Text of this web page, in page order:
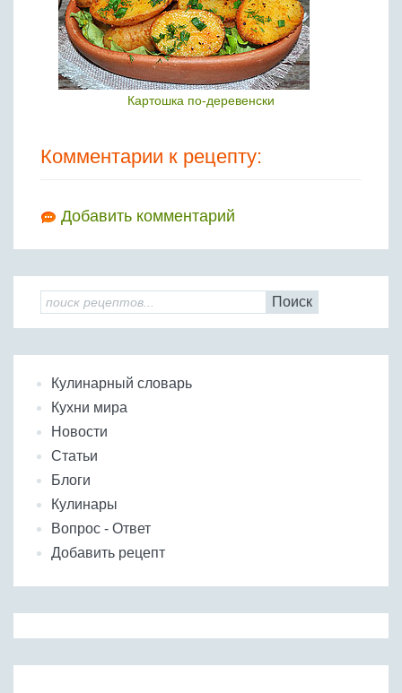
Картошка по-деревенски
Комментарии к рецепту:
Добавить комментарий
Поиск
Кулинарный словарь
Кухни мира
Новости
Статьи
Блоги
Кулинары
Вопрос - Ответ
Добавить рецепт